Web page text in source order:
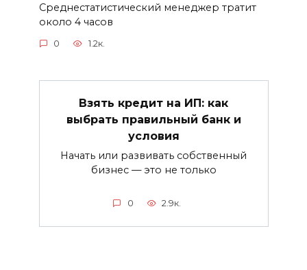
Среднестатистический менеджер тратит
около 4 часов
0 1.2к.
Взять кредит на ИП: как
выбрать правильный банк и
условия
Начать или развивать собственный
бизнес — это не только
0 2.9к.